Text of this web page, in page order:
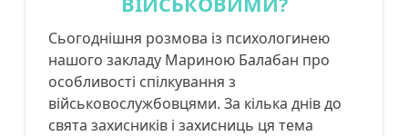
Сьогоднішня розмова із психологинею
нашого закладу Мариною Балабан про
особливості спілкування з
військовослужбовцями. За кілька днів до
свята захисників і захисниць ця тема